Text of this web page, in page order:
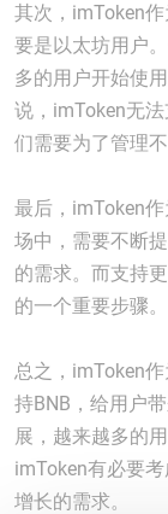
其次，imToken
要是以太坊用户
多的用户开始使
说，imToken无
们需要为了管理
最后，imToken
场中，需要不断
的需求。而支持
的一个重要步骤。
总之，imToken
持BNB，给用户
展，越来越多的
imToken有必要
增长的需求。